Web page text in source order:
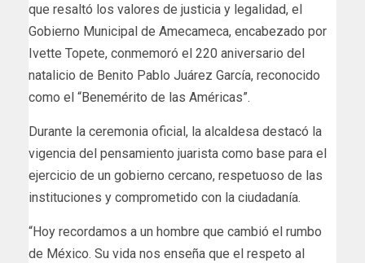
que resaltó los valores de justicia y legalidad, el
Gobierno Municipal de Amecameca, encabezado por
Ivette Topete, conmemoró el 220 aniversario del
natalicio de Benito Pablo Juárez García, reconocido
como el “Benemérito de las Américas”.
Durante la ceremonia oficial, la alcaldesa destacó la
vigencia del pensamiento juarista como base para el
ejercicio de un gobierno cercano, respetuoso de las
instituciones y comprometido con la ciudadanía.
“Hoy recordamos a un hombre que cambió el rumbo
de México. Su vida nos enseña que el respeto al